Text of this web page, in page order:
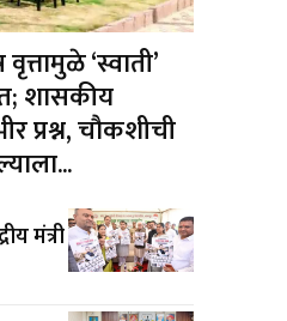
‘स्वाती’
शासकीय
प्रश्न, चौकशीची
मंत्री